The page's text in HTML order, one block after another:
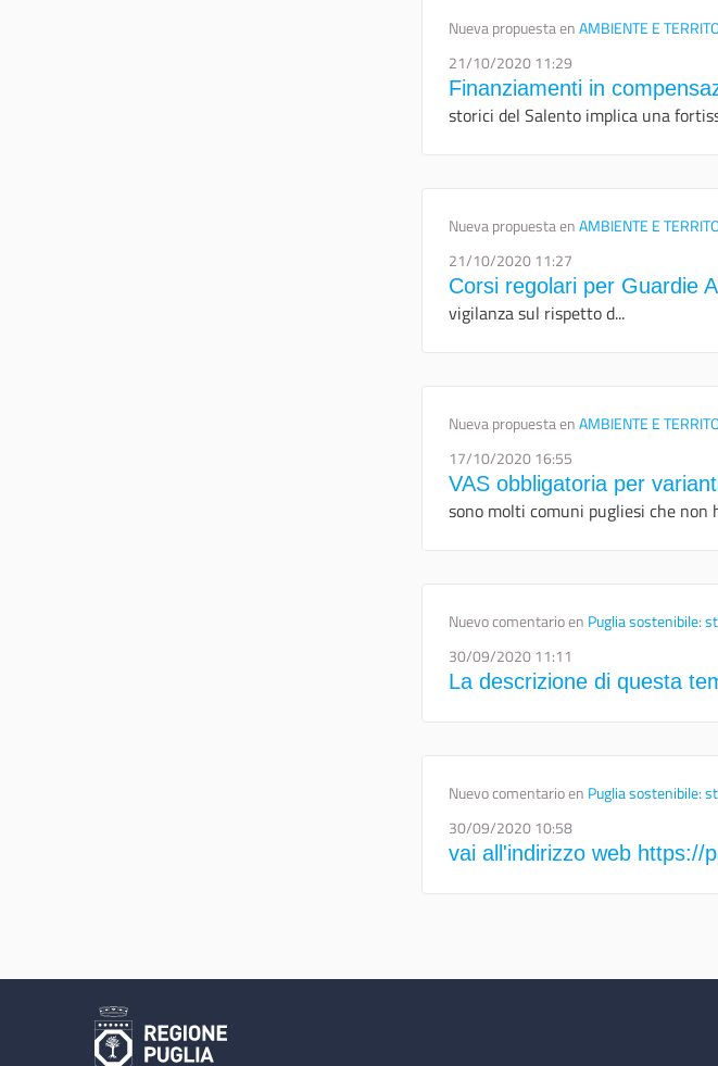
Nueva propuesta enAMBIENTE E
21/10/2020 11:29
Finanziamenti in
storici del Salento implica una
Nueva propuesta enAMBIENTE E
21/10/2020 11:27
Corsi regolari per Guardie
vigilanza sul rispetto d...
Nueva propuesta enAMBIENTE E
17/10/2020 16:55
VAS obbligatoria per
sono molti comuni pugliesi che non
Nuevo comentario en Puglia sostenibile:
30/09/2020 11:11
La descrizione di questa
Nuevo comentario en Puglia sostenibile:
30/09/2020 10:58
vai all'indirizzo web https://